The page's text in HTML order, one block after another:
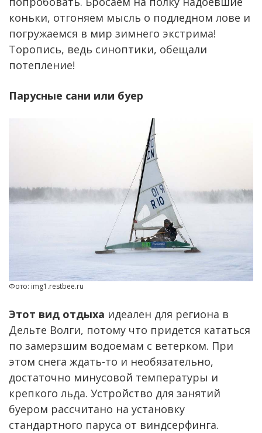
коньки, отгоняем мысль о подледном лове и
погружаемся в мир зимнего экстрима!
Торопись, ведь синоптики, обещали
потепление!
Парусные сани или буер
Фото: img1.restbee.ru
Этот вид отдыха идеален для региона в
Дельте Волги, потому что придется кататься
по замерзшим водоемам с ветерком. При
этом снега ждать-то и необязательно,
достаточно минусовой температуры и
крепкого льда. Устройство для занятий
буером рассчитано на установку
стандартного паруса от виндсерфинга.